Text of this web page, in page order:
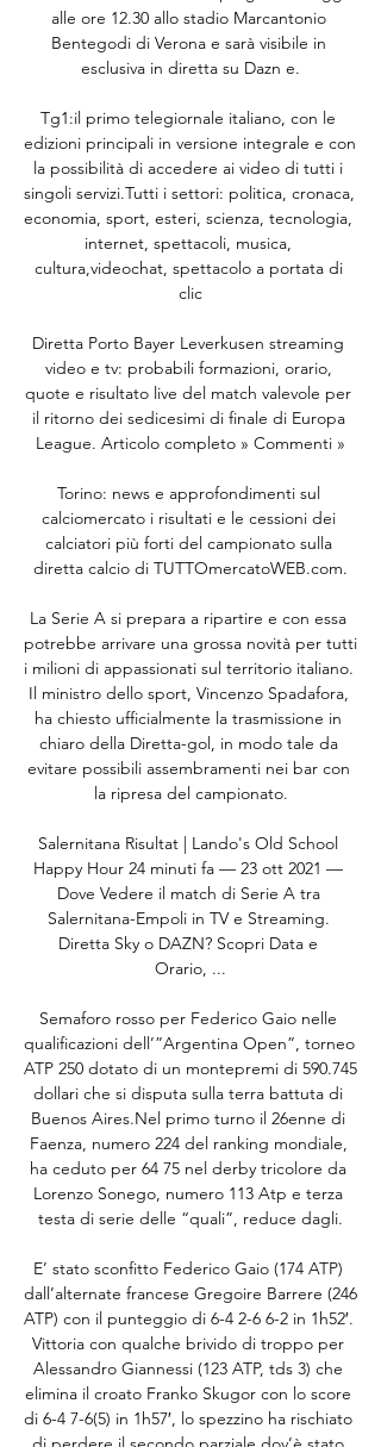
alle ore 12.30 allo stadio Marcantonio
Bentegodi di Verona e sarà visibile in
esclusiva in diretta su Dazn e.
Tg1:il primo telegiornale italiano, con le
edizioni principali in versione integrale e con
la possibilità di accedere ai video di tutti i
singoli servizi.Tutti i settori: politica, cronaca,
economia, sport, esteri, scienza, tecnologia,
internet, spettacoli, musica,
cultura,videochat, spettacolo a portata di
clic
Diretta Porto Bayer Leverkusen streaming
video e tv: probabili formazioni, orario,
quote e risultato live del match valevole per
il ritorno dei sedicesimi di finale di Europa
League. Articolo completo » Commenti »
Torino: news e approfondimenti sul
calciomercato i risultati e le cessioni dei
calciatori più forti del campionato sulla
diretta calcio di TUTTOmercatoWEB.com.
La Serie A si prepara a ripartire e con essa
potrebbe arrivare una grossa novità per tutti
i milioni di appassionati sul territorio italiano.
Il ministro dello sport, Vincenzo Spadafora,
ha chiesto ufficialmente la trasmissione in
chiaro della Diretta-gol, in modo tale da
evitare possibili assembramenti nei bar con
la ripresa del campionato.
Salernitana Risultat | Lando's Old School
Happy Hour 24 minuti fa — 23 ott 2021 —
Dove Vedere il match di Serie A tra
Salernitana-Empoli in TV e Streaming.
Diretta Sky o DAZN? Scopri Data e
Orario, ...
Semaforo rosso per Federico Gaio nelle
qualificazioni dell’”Argentina Open”, torneo
ATP 250 dotato di un montepremi di 590.745
dollari che si disputa sulla terra battuta di
Buenos Aires.Nel primo turno il 26enne di
Faenza, numero 224 del ranking mondiale,
ha ceduto per 64 75 nel derby tricolore da
Lorenzo Sonego, numero 113 Atp e terza
testa di serie delle “quali”, reduce dagli.
E’ stato sconfitto Federico Gaio (174 ATP)
dall’alternate francese Gregoire Barrere (246
ATP) con il punteggio di 6-4 2-6 6-2 in 1h52′.
Vittoria con qualche brivido di troppo per
Alessandro Giannessi (123 ATP, tds 3) che
elimina il croato Franko Skugor con lo score
di 6-4 7-6(5) in 1h57′, lo spezzino ha rischiato